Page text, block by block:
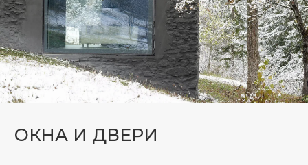
ФАСАДНОЕ ОСТЕКЛЕНИЕ
Структурные окна и двери — это
конструкции без видимых рам,
создающие эффект цельного